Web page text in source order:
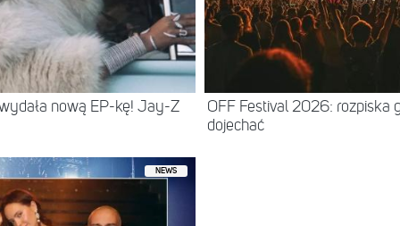
nową EP-kę! Jay-Z
OFF Festival 2026: rozpiska
dojechać
NEWS